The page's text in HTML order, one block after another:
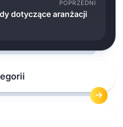
POPRZEDNI
dotyczące aranżacji